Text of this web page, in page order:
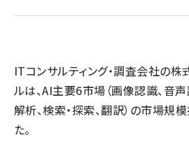
ITコンサルティング・調査会社の株
ルは、AI主要6市場（画像認識、音
解析、検索・探索、翻訳）の市場規
た。